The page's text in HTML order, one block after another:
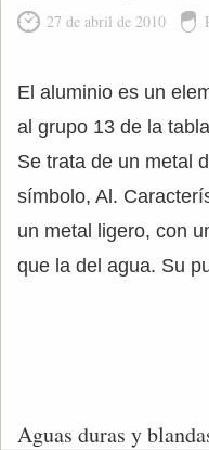
27 de abril de 2010
El aluminio es un
al grupo 13 de la
Se trata de un metal
símbolo, Al.
un metal ligero, con
que la del agua. Su
Aguas duras y